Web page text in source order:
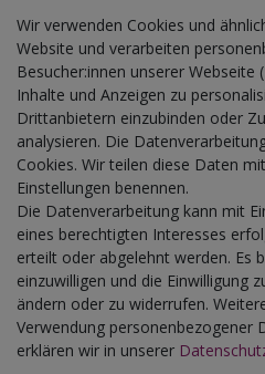
Aktuelles
Busgruppen
Kindergeburtstage
Kindergartenausflug
Schulklassenausflug
Zwillingsrabatt
Wir verwenden Cookies und
Website und verarbeiten
Besucher:innen unserer Webseite
Inhalte und Anzeigen zu
Drittanbietern einzubinden oder
analysieren. Die
Cookies. Wir teilen diese Daten
Einstellungen benennen.
Die Datenverarbeitung kann mit
eines berechtigten Interesses
erteilt oder abgelehnt werden. Es
einzuwilligen und die Einwilligung
ändern oder zu widerrufen.
Verwendung personenbezogener
erklären wir in unserer